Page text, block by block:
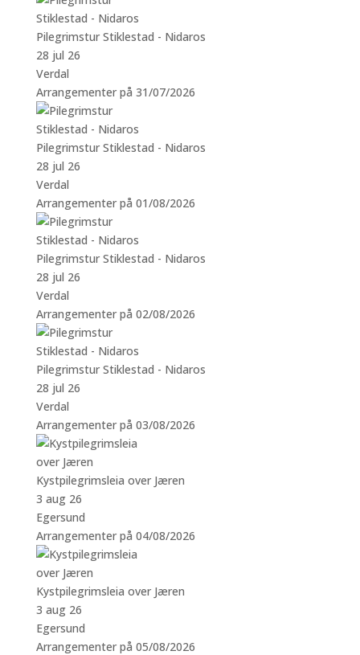
Pilegrimstur Stiklestad - Nidaros
28 jul 26
Verdal
Arrangementer på 31/07/2026
Pilegrimstur Stiklestad - Nidaros
28 jul 26
Verdal
Arrangementer på 01/08/2026
Pilegrimstur Stiklestad - Nidaros
28 jul 26
Verdal
Arrangementer på 02/08/2026
Pilegrimstur Stiklestad - Nidaros
28 jul 26
Verdal
Arrangementer på 03/08/2026
Kystpilegrimsleia over Jæren
3 aug 26
Egersund
Arrangementer på 04/08/2026
Kystpilegrimsleia over Jæren
3 aug 26
Egersund
Arrangementer på 05/08/2026